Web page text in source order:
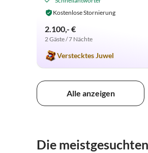
Kostenlose Stornierung
2.100,- €
2 Gäste / 7 Nächte
Verstecktes Juwel
Alle anzeigen
Die